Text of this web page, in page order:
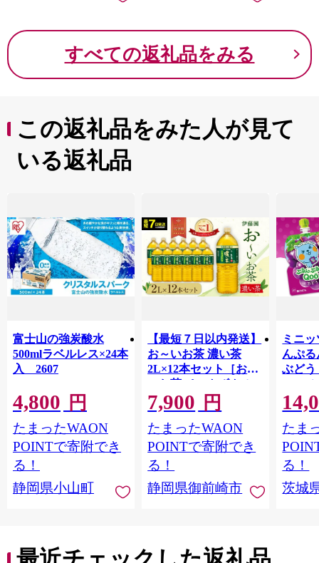
すべての返礼品をみる
この返礼品をみた人が見て
いる返礼品
富士山の強炭酸水
500mlラベルレス×24本
入 2607
4,800 円
たまったWAON
POINTで寄附でき
る！
静岡県小山町
【最短７日以内発送】
お～いお茶 濃い茶
2L×12本セット［おー
いお茶 ペットボトル 2
リットル ケース 箱 伊
藤園 静岡］
7,900 円
たまったWAON
POINTで寄附でき
る！
静岡県御前崎市
ミニ
んぷ
ぶどう
ス |
ゼリ
ルシウ
給 コ
たま
る！
茨城